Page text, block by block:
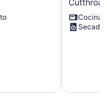
Fish,
Boat
&
Ocean
Cocina